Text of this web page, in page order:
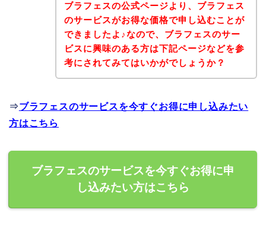
ブラフェスの公式ページより、ブラフェス
のサービスがお得な価格で申し込むことが
できましたよ♪なので、ブラフェスのサー
ビスに興味のある方は下記ページなどを参
考にされてみてはいかがでしょうか？
⇒ブラフェスのサービスを今すぐお得に申し込みたい
方はこちら
ブラフェスのサービスを今すぐお得に申
し込みたい方はこちら